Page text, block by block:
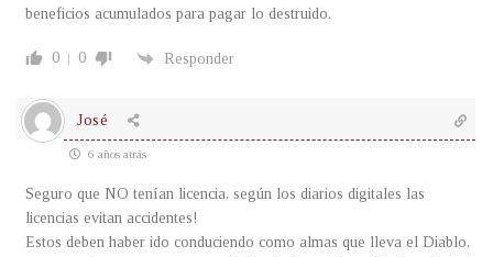
beneficios acumulados para pagar lo destruido.
0 0 Responder
José
6 años atrás
Seguro que NO tenían licencia, según los diarios digitales las
licencias evitan accidentes!
Estos deben haber ido conduciendo como almas que lleva el Diablo,